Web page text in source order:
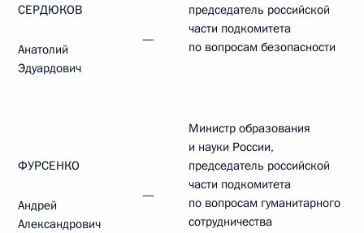
СЕРДЮКОВ
Анатолий
Эдуардович
—
председатель российской
части подкомитета
по вопросам безопасности
ФУРСЕНКО
Андрей
Александрович
—
Министр образования
и науки России,
председатель российской
части подкомитета
по вопросам гуманитарного
сотрудничества